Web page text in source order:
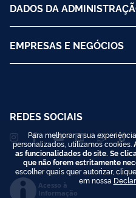
DADOS DA
EMPRESAS E NEGÓCIOS
REDES SOCIAIS
Acesso à
Informação
Para melhorar a sua
personalizados, utilizamos cookies.
as funcionalidades do site. Se
que não forem estritamente
escolher quais quer autorizar,
em nossa